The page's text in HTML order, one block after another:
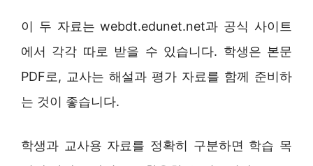
이 두 자료는 webdt.edunet.net과 공식 사이트
에서 각각 따로 받을 수 있습니다. 학생은 본문
PDF로, 교사는 해설과 평가 자료를 함께 준비하
는 것이 좋습니다.
학생과 교사용 자료를 정확히 구분하면 학습 목